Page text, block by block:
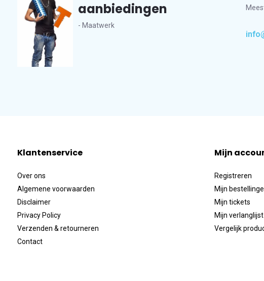
aanbiedingen
- Maatwerk
Klantenservice
Over ons
Algemene voorwaarden
Disclaimer
Privacy Policy
Verzenden & retourneren
Contact
Mijn
Registreren
Mijn
Mijn tickets
Mijn verlanglijst
Vergelijk